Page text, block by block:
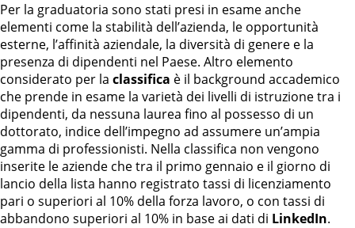
Per la graduatoria sono stati presi in esame anche
elementi come la stabilità dell’azienda, le opportunità
esterne, l’affinità aziendale, la diversità di genere e la
presenza di dipendenti nel Paese. Altro elemento
considerato per la classifica è il background accademico
che prende in esame la varietà dei livelli di istruzione tra i
dipendenti, da nessuna laurea fino al possesso di un
dottorato, indice dell’impegno ad assumere un’ampia
gamma di professionisti. Nella classifica non vengono
inserite le aziende che tra il primo gennaio e il giorno di
lancio della lista hanno registrato tassi di licenziamento
pari o superiori al 10% della forza lavoro, o con tassi di
abbandono superiori al 10% in base ai dati di LinkedIn.